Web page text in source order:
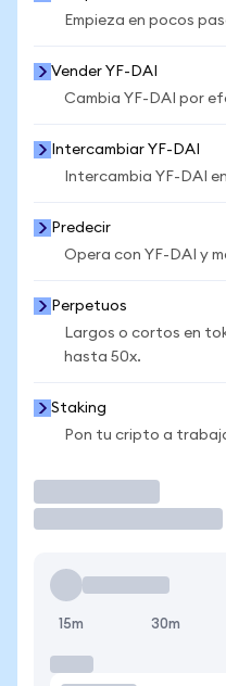
Empieza en pocos
Vender YF-DAI
Cambia YF-DAI por
Intercambiar YF-DAI
Intercambia YF-DAI
Predecir
Opera con YF-DAI y
Perpetuos
Largos o cortos en
hasta 50x.
Staking
Pon tu cripto a
15m 30m